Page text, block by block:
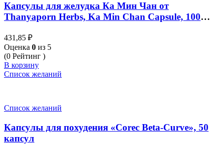
Капсулы для желудка Ка Мин Чан от
Thanyaporn Herbs, Ka Min Chan Capsule, 100
431,85 ₽
Оценка 0 из 5
(0 Рейтинг )
В корзину
Список желаний
Список желаний
Капсулы для похудения «Corec Beta-Curve», 50
капсул